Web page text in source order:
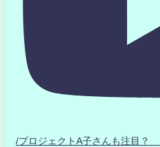
/プロジェクトA子さんも注目